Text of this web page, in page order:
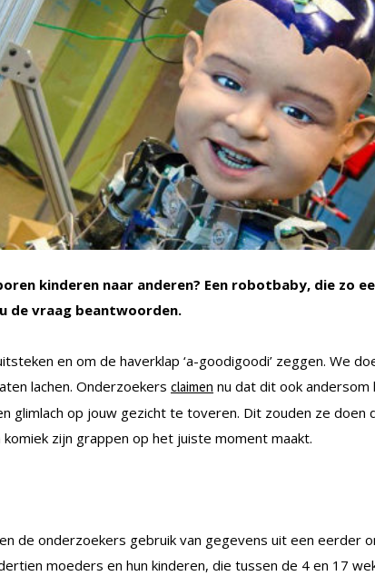
kinderen naar anderen? Een robotbaby, die zo
de vraag beantwoorden.
en om de haverklap ‘a-goodigoodi’ zeggen. We
lachen. Onderzoekers claimen nu dat dit ook andersom
glimlach op jouw gezicht te toveren. Dit zouden ze doen
zijn grappen op het juiste moment maakt.
de onderzoekers gebruik van gegevens uit een eerder
moeders en hun kinderen, die tussen de 4 en 17